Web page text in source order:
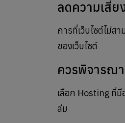
ลดความเสี่
การที่เว็บไซต์ไม่ส
ของเว็บไซต์
ควรพิจารณา
เลือก Hosting ที่มี
ล่ม